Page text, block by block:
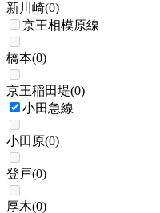
新川崎(0)
京王相模原線
橋本(0)
京王稲田堤(0)
小田急線
小田原(0)
登戸(0)
厚木(0)